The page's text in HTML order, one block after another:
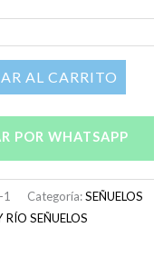
AL CARRITO
POR WHATSAPP
1 Categoría:SEÑUELOS
RÍO SEÑUELOS